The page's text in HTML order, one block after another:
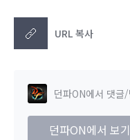
URL 복사
던파ON에서 댓글
던파ON에서 보기